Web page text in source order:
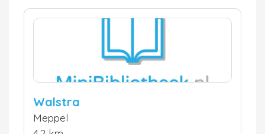
Walstra
Meppel